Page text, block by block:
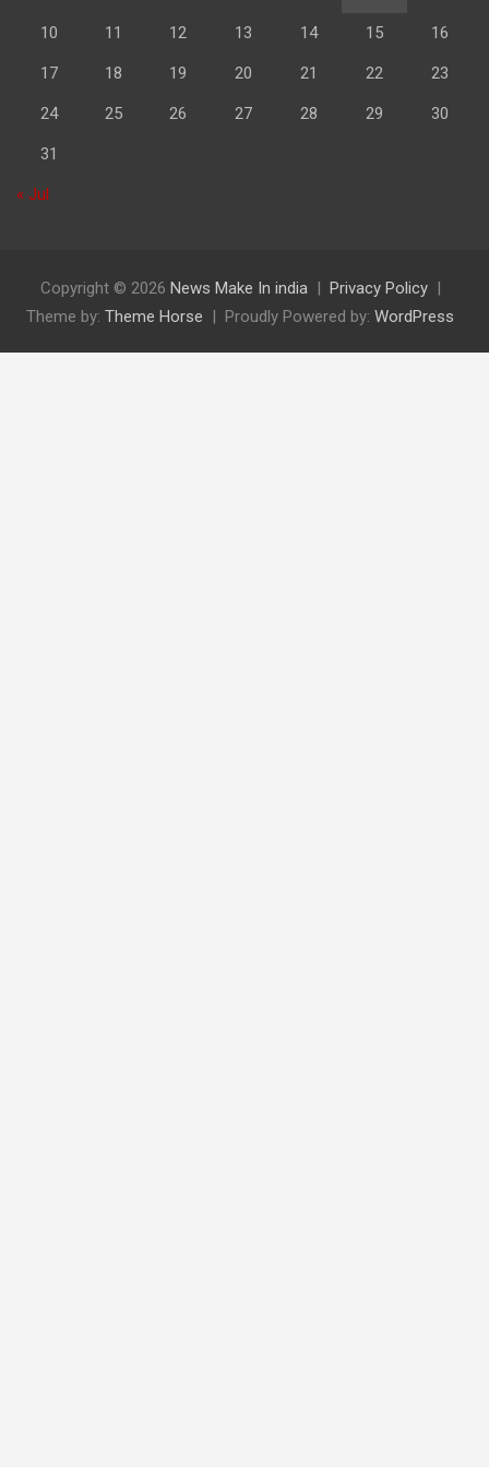
10 11 12 13 14 15 16
17 18 19 20 21 22 23
24 25 26 27 28 29 30
31
« Jul
Copyright © 2026 News Make In india
Privacy Policy
Theme by: Theme Horse Proudly Powered by: WordPress